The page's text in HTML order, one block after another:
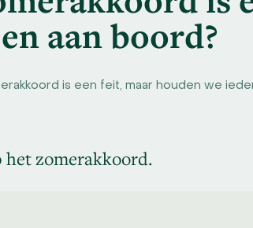
aan boord?
is een feit, maar houden we
het zomerakkoord.